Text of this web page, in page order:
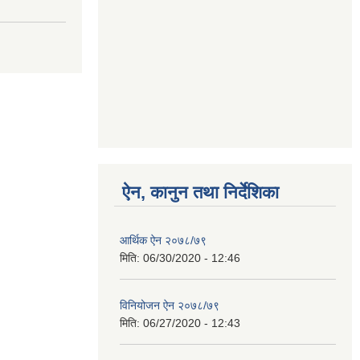
ऐन, कानुन तथा निर्देशिका
आर्थिक ऐन २०७८/७९
मिति: 06/30/2020 - 12:46
विनियोजन ऐन २०७८/७९
मिति: 06/27/2020 - 12:43